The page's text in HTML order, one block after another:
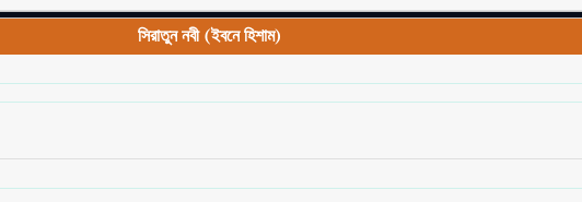
সিরাতুন নবী (ইবনে হিশাম)